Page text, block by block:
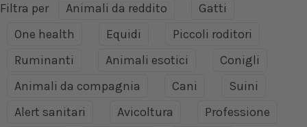
Filtra per Animali da reddito
Gatti
One health
Equidi
Piccoli roditori
Ruminanti
Animali esotici
Conigli
Animali da compagnia
Cani
Suini
Alert sanitari
Avicoltura
Professione